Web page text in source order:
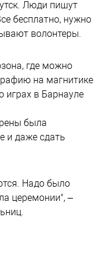
Люди пишут
бесплатно, нужно
волонтеры.
где можно
на магнитике
играх в Барнауле
была
и даже сдать
Надо было
церемонии", –